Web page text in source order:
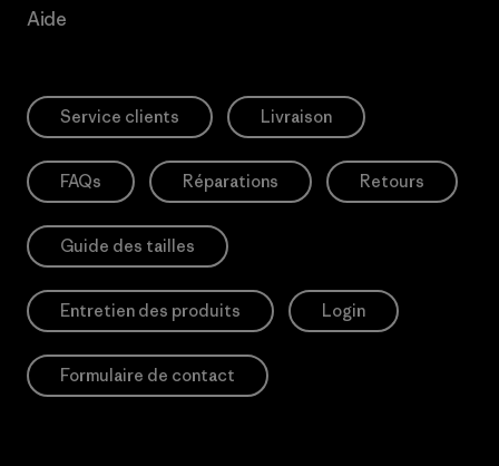
Aide
Service clients Livraison
FAQs Réparations Retours
Guide des tailles
Entretien des produits Login
Formulaire de contact